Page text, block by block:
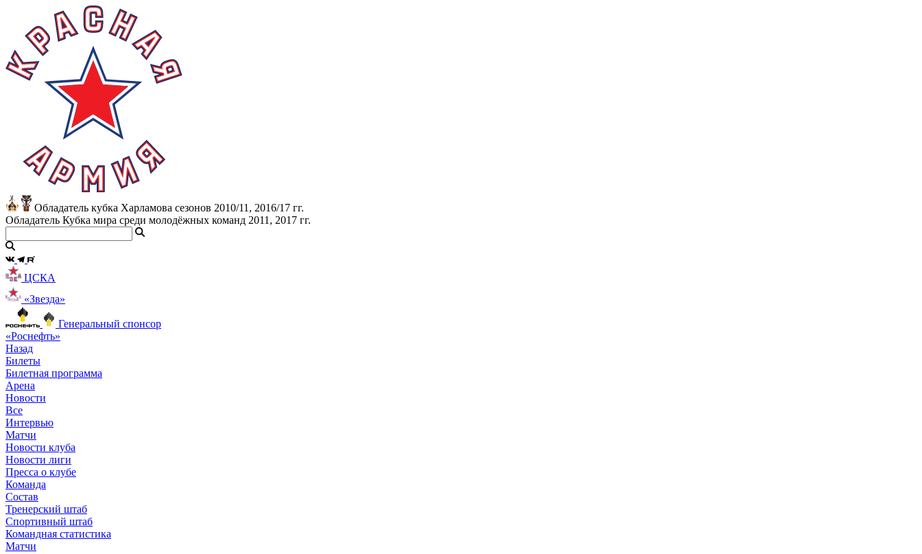
Обладатель кубка Харламова сезонов 2010/11, 2016/17 гг.
Обладатель Кубка мира среди молодёжных команд 2011, 2017 гг.
ЦСКА
«Звезда»
Генеральный спонсор
«Роснефть»
Назад
Билеты
Билетная программа
Арена
Новости
Все
Интервью
Матчи
Новости клуба
Новости лиги
Пресса о клубе
Команда
Состав
Тренерский штаб
Спортивный штаб
Командная статистика
Матчи